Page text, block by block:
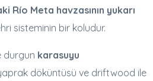
Río Meta havzasının yukarı
sisteminin bir koludur.
durgun karasuyu
döküntüsü ve driftwood ile